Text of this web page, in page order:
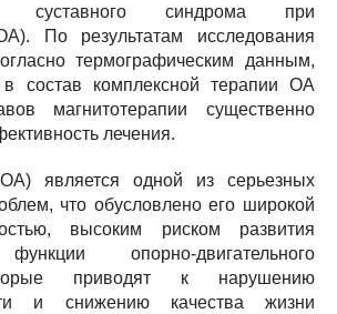
суставного синдрома при
По результатам исследования
термографическим данным,
состав комплексной терапии ОА
магнитотерапии существенно
лечения.
является одной из серьезных
что обусловлено его широкой
высоким риском развития
опорно-двигательного
приводят к нарушению
и снижению качества жизни